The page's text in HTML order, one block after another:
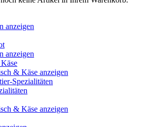
anzeigen
anzeigen
& Käse anzeigen
Spezialitäten
& Käse anzeigen